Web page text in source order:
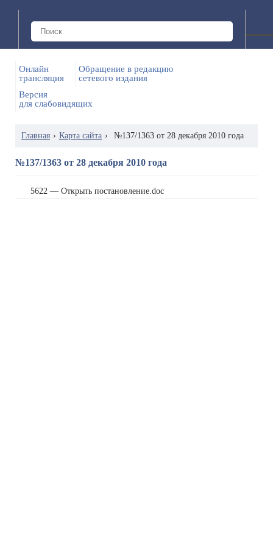
Онлайн
трансляция
Обращение в редакцию
сетевого издания
Версия
для слабовидящих
Главная › Карта сайта › №137/1363 от 28 декабря 2010 года
№137/1363 от 28 декабря 2010 года
5622 — Открыть постановление.doc